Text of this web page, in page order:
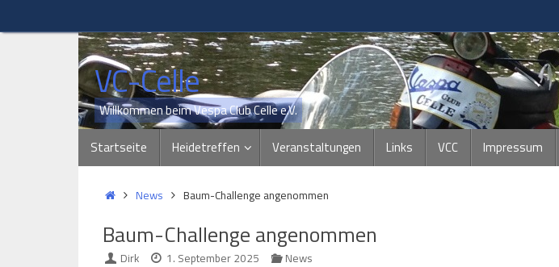
Inhalt
VC-Celle
Willkommen beim Vespa Club Celle e.V.
Inhalt
springen
Startseite Heidetreffen Veranstaltungen Links VCC Impressum
StartNews Baum-Challenge angenommen
Baum-Challenge angenommen
Dirk 1. September 2025 News